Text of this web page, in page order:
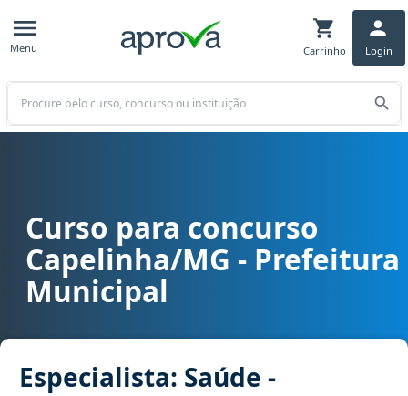
Menu Carrinho Login
Buscar
Curso para concurso Capelinha/MG - Prefeitura Municipal cargo
Curso para concurso
Capelinha/MG - Prefeitura
Municipal
Especialista: Saúde -